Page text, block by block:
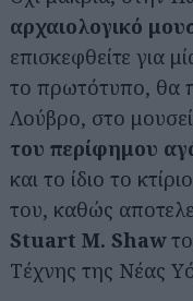
αρχαιολογικό
επισκεφθείτε για
το πρωτότυπο, θα
Λούβρο, στο
του περίφημου
και το ίδιο το
του, καθώς
Stuart M. Shaw
Τέχνης της Νέας